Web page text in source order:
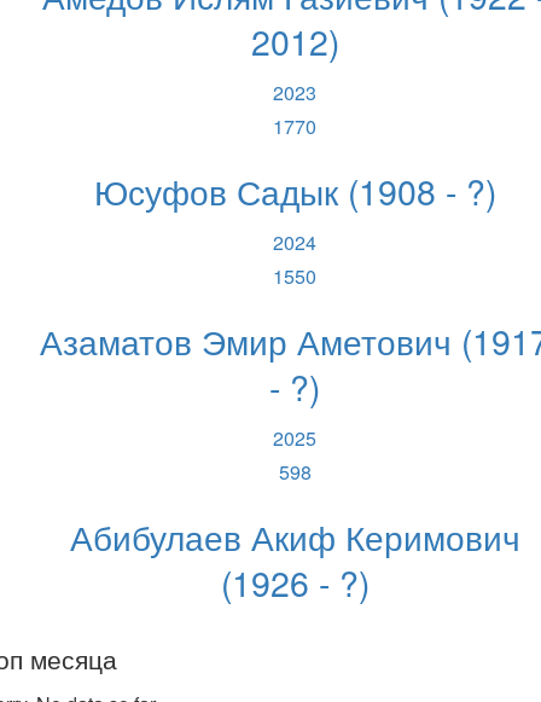
2012)
2023
1770
Юсуфов Садык (1908 - ?)
2024
1550
Азаматов Эмир Аметович
- ?)
2025
598
Абибулаев Акиф Керимович
(1926 - ?)
месяца